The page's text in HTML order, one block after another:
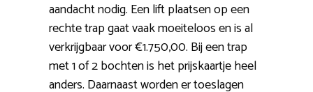
aandacht nodig. Een lift plaatsen op een
rechte trap gaat vaak moeiteloos en is al
verkrijgbaar voor €1.750,00. Bij een trap
met 1 of 2 bochten is het prijskaartje heel
anders. Daarnaast worden er toeslagen